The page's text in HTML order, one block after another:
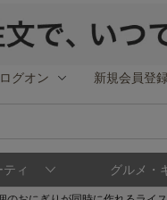
ログオン 新規会員登録
ティ グルメ・